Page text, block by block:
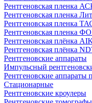
Рентгеновская пленка
Рентгеновская пленка
Рентгеновская пленка
Рентгеновская пленка
Рентгеновская плёнка
Рентгеновская плёнка
Рентгеновские аппараты
Импульсный
Рентгеновские аппараты
Стационарные
Рентгеновские кроулеры